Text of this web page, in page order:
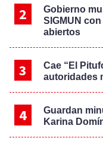
Gobierno
SIGMUN
abiertos
Cae “El
autoridades
Guardan
Karina